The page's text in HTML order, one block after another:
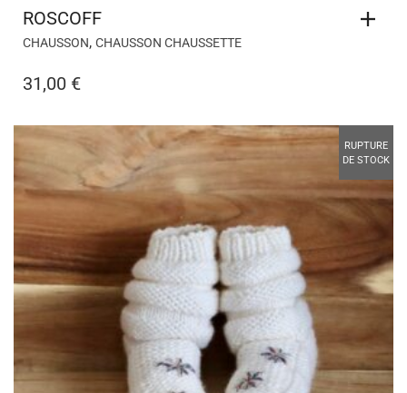
ROSCOFF
CHAUSSON, CHAUSSON CHAUSSETTE
31,00 €
RUPTURE
DE STOCK